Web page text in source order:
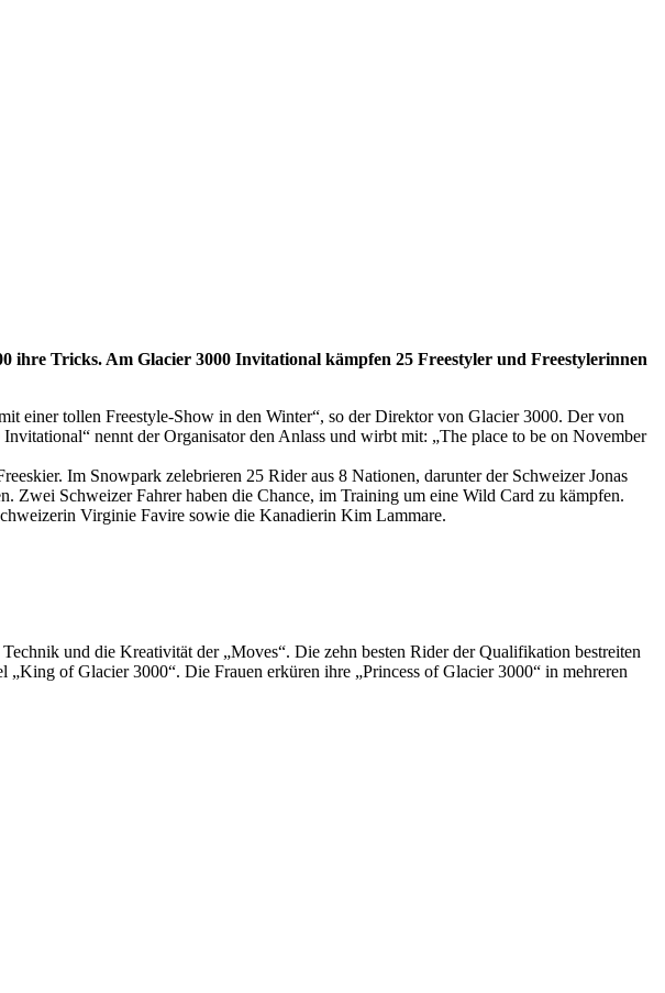
ihre Tricks. Am Glacier 3000 Invitational kämpfen 25 Freestyler und Freestylerinnen
einer tollen Freestyle-Show in den Winter“, so der Direktor von Glacier 3000. Der von
nennt der Organisator den Anlass und wirbt mit: „The place to be on November
Im Snowpark zelebrieren 25 Rider aus 8 Nationen, darunter der Schweizer Jonas
Schweizer Fahrer haben die Chance, im Training um eine Wild Card zu kämpfen.
Virginie Favire sowie die Kanadierin Kim Lammare.
und die Kreativität der „Moves“. Die zehn besten Rider der Qualifikation bestreiten
of Glacier 3000“. Die Frauen erküren ihre „Princess of Glacier 3000“ in mehreren